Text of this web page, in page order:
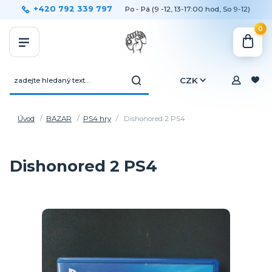
CZK
+420 792 339 797 Po - Pá (9 -12, 13-17:00 hod, So 9-12)
0
Úvod BAZAR PS4 hry Dishonored 2 PS4
Dishonored 2 PS4